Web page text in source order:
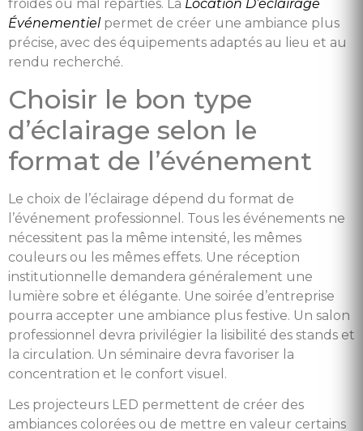
froides ou mal réparties. La Location D’éclairage
Événementielpermet de créer une ambiance plus
précise, avec des équipements adaptés au lieu et au
rendu recherché.
Choisir le bon type
d’éclairage selon le
format de l’événement
Le choix de l’éclairage dépend du format de
l’événement professionnel. Tous les événements ne
nécessitent pas la même intensité, les mêmes
couleurs ou les mêmes effets. Une réception
institutionnelle demandera généralement une
lumière sobre et élégante. Une soirée d’entreprise
pourra accepter une ambiance plus festive. Un salon
professionnel devra privilégier la lisibilité des stands et
la circulation. Un séminaire devra favoriser la
concentration et le confort visuel.
Les projecteurs LED permettent de créer des
ambiances colorées ou de mettre en valeur certains